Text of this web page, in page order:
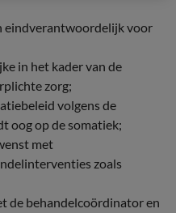
eindverantwoordelijk voor
in het kader van de
zorg;
volgens de
oog op de somatiek;
met
zoals
de behandelcoördinator en